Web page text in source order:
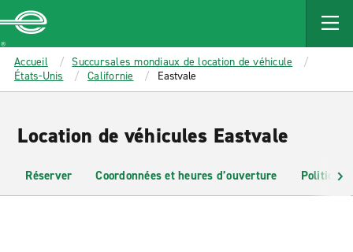
MAIN
CONTENT
Enterprise
Accueil
Succursales mondiaux de location de véhicule
États-Unis
Californie Eastvale
Location de véhicules Eastvale
Réserver Coordonnées et heures d’ouverture Politiques